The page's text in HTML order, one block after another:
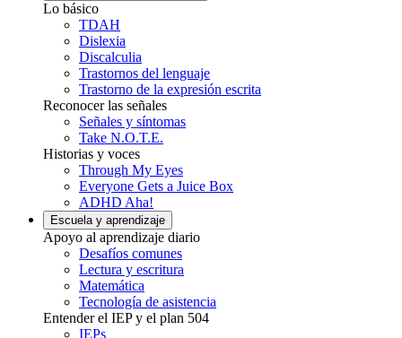
Lo básico
TDAH
Dislexia
Discalculia
Trastornos del lenguaje
Trastorno de la expresión escrita
Reconocer las señales
Señales y síntomas
Take N.O.T.E.
Historias y voces
Through My Eyes
Everyone Gets a Juice Box
ADHD Aha!
Escuela y aprendizaje
Apoyo al aprendizaje diario
Desafíos comunes
Lectura y escritura
Matemática
Tecnología de asistencia
Entender el IEP y el plan 504
IEPs